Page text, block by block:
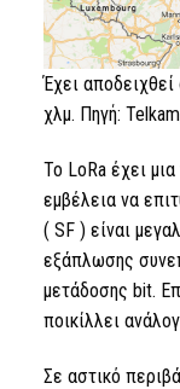
Έχει αποδειχθεί
χλμ. Πηγή:
Το LoRaέχει μια
εμβέλεια να
( SF) είναι
εξάπλωσης
μετάδοσης bit.
ποικίλλει
Σε αστικό